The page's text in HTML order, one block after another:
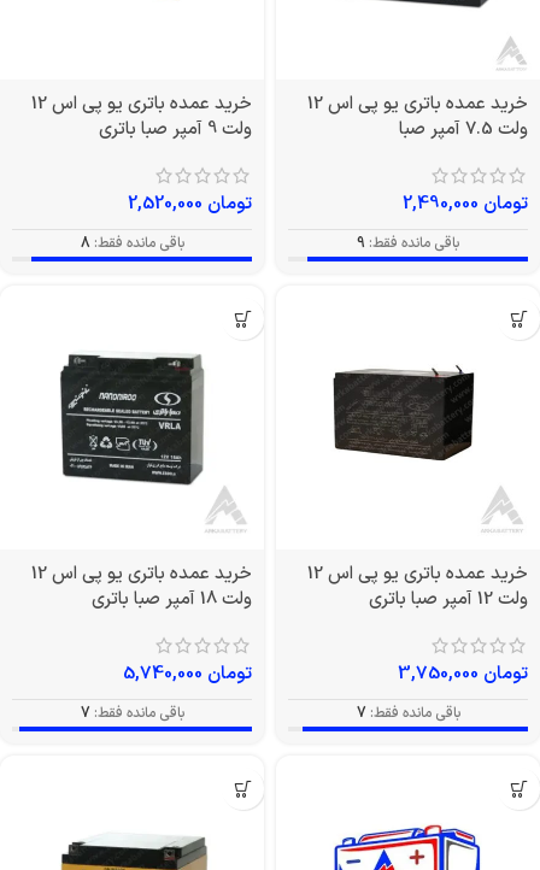
خرید عمده باتری یو پی اس 12
ولت 7.5 آمپر صبا
تومان
باقی مانده فقط: 9
خرید عمده باتری یو پی اس 12
ولت 9 آمپر صبا باتری
تومان
باقی مانده فقط: 8
خرید عمده باتری یو پی اس 12
ولت 12 آمپر صبا باتری
تومان
باقی مانده فقط: 7
خرید عمده باتری یو پی اس 12
ولت 18 آمپر صبا باتری
تومان
باقی مانده فقط: 7